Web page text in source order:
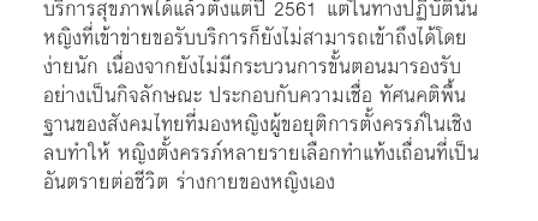
บริการสุขภาพได้แล้วตั้งแต่ปี 2561 แต่ในทางปฏิบัตินั้น
หญิงที่เข้าข่ายขอรับบริการก็ยังไม่สามารถเข้าถึงได้โดย
ง่ายนัก เนื่องจากยังไม่มีกระบวนการขั้นตอนมารองรับ
อย่างเป็นกิจลักษณะ ประกอบกับความเชื่อ ทัศนคติพื้น
ฐานของสังคมไทยที่มองหญิงผู้ขอยุติการตั้งครรภ์ในเชิง
ลบทำให้ หญิงตั้งครรภ์หลายรายเลือกทำแท้งเถื่อนที่เป็น
อันตรายต่อชีวิต ร่างกายของหญิงเอง